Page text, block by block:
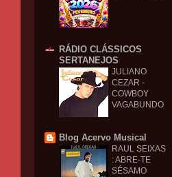
RÁDIO CLÁSSICOS
SERTANEJOS
JULIANO
CEZAR -
COWBOY
VAGABUNDO
Blog Acervo Musical
RAUL SEIXAS
: ABRE-TE
SÉSAMO